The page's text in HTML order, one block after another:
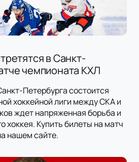
в Санкт-
чемпионата КХЛ
Петербурга состоится
хоккейной лиги между СКА и
ждет напряженная борьба и
хоккея. Купить билеты на матч
нашем сайте.